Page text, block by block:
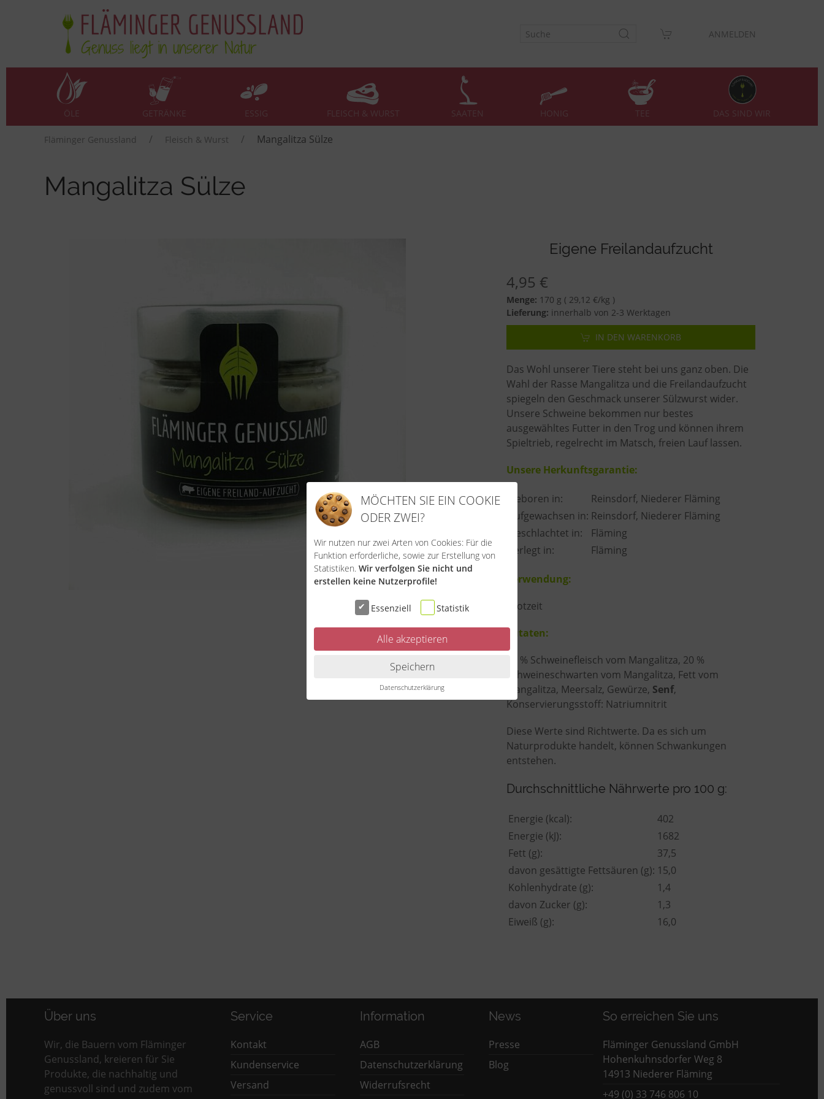
ANMELDEN
ÖLE GETRÄNKE ESSIG FLEISCH & WURST SAATEN HONIG TEE DAS SIND WIR
Fläminger Genussland Fleisch & Wurst Mangalitza Sülze
Mangalitza Sülze
Eigene Freilandaufzucht
4,95 €
Menge: 170 g ( 29,12 €/kg )
Lieferung: innerhalb von 2-3 Werktagen
IN DEN WARENKORB
Das Wohl unserer Tiere steht bei uns ganz oben. Die
Wahl der Rasse Mangalitza und die Freilandaufzucht
spiegeln den Geschmack unserer Sülzwurst wider.
Unsere Schweine bekommen nur bestes
ausgewähltes Futter in den Trog und können ihrem
Spieltrieb, regelrecht im Matsch, freien Lauf lassen.
Unsere Herkunftsgarantie:
Geboren in:
Reinsdorf, Niederer Fläming
Aufgewachsen in: Reinsdorf, Niederer Fläming
Geschlachtet in:
Fläming
Zerlegt in:
Fläming
Verwendung:
Brotzeit
Zutaten:
68 % Schweinefleisch vom Mangalitza, 20 %
Schweineschwarten vom Mangalitza, Fett vom
Mangalitza, Meersalz, Gewürze, Senf,
Konservierungsstoff: Natriumnitrit
Diese Werte sind Richtwerte. Da es sich um
Naturprodukte handelt, können Schwankungen
entstehen.
Durchschnittliche Nährwerte pro 100 g:
Energie (kcal):
402
Energie (kJ):
1682
Fett (g):
37,5
davon gesättigte Fettsäuren (g): 15,0
Kohlenhydrate (g):
1,4
davon Zucker (g):
1,3
Eiweiß (g):
16,0
Über uns
Wir, die Bauern vom Fläminger
Genussland, kreieren für Sie
Produkte, die nachhaltig und
genussvoll sind und zudem vom
Service
Kontakt
Kundenservice
Versand
Information
AGB
Datenschutzerklärung
Widerrufsrecht
News
Presse
Blog
So erreichen Sie uns
Fläminger Genussland GmbH
Hohenkuhnsdorfer Weg 8
14913 Niederer Fläming
+49 (0) 33 746 806 10
MÖCHTEN SIE EIN COOKIE
ODER ZWEI?
Wir nutzen nur zwei Arten von Cookies: Für die
Funktion erforderliche, sowie zur Erstellung von
Statistiken. Wir verfolgen Sie nicht und
erstellen keine Nutzerprofile!
Essenziell Statistik
Alle akzeptieren
Speichern
Datenschutzerklärung